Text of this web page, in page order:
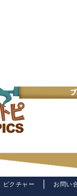
ピクチャー お問い